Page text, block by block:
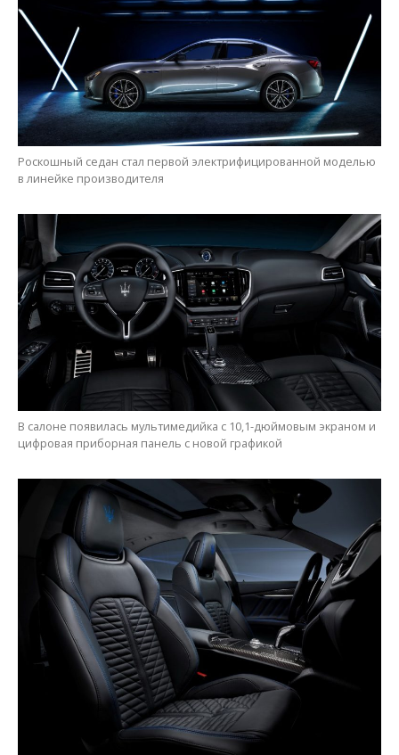
Роскошный седан стал первой электрифицированной моделью
в линейке производителя
В салоне появилась мультимедийка с 10,1-дюймовым экраном и
цифровая приборная панель с новой графикой